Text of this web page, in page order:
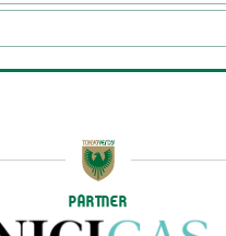
PARTNER